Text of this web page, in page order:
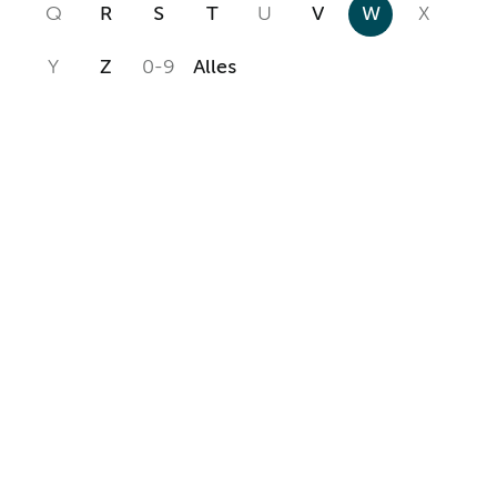
Q R S T U V W X
Y Z 0-9 Alles